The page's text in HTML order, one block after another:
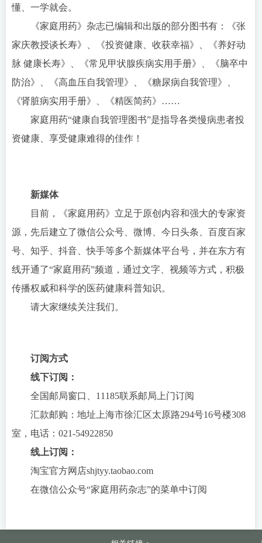
懂、一学就会。
《家庭用药》杂志已编辑和出版的部分图书有：《张
家庆教授谈长寿》、《投资健康、收获幸福》、《养好动
脉 健康长寿》、《常见甲状腺疾病实用手册》、《脑卒中
防治》、《高血压自我管理》、《糖尿病自我管理》、
《肾脏病实用手册》、《精医简药》……
家庭用药“健康自我管理图书”是指导各类慢病患者投
资健康、享受健康难得的佳作！
新媒体
目前，《家庭用药》立足于原创内容和强大的专家资
源，先后建立了微信公众号、微博、今日头条、百度百家
号、知乎、抖音、快手等多个新媒体平台号，并在东方有
线开通了“家庭用药”频道，通过文字、视频等方式，积极
传播权威和科学的医药健康科普知识。
请大家继续关注我们。
订阅方式
线下订阅：
全国邮局窗口、11185联系邮局上门订阅
汇款邮购：地址上海市徐汇区太原路294号16号楼308
室，电话：021-54922850
线上订阅：
淘宝官方网店shjtyy.taobao.com
在微信公众号“家庭用药杂志”的菜单中订阅